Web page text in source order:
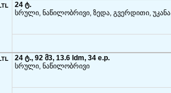
24 ტ.
სრული, ნაწილობრივი, ზედა, გვერდითი, უკანა
24 ტ., 92 მ3, 13.6 ldm, 34 e.p.
სრული, ნაწილობრივი